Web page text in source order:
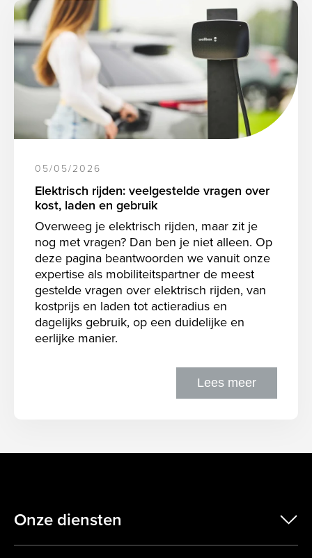
05/05/2026
Elektrisch rijden: veelgestelde vragen over
kost, laden en gebruik
Overweeg je elektrisch rijden, maar zit je
nog met vragen? Dan ben je niet alleen. Op
deze pagina beantwoorden we vanuit onze
expertise als mobiliteitspartner de meest
gestelde vragen over elektrisch rijden, van
kostprijs en laden tot actieradius en
dagelijks gebruik, op een duidelijke en
eerlijke manier.
Lees meer
Onze diensten